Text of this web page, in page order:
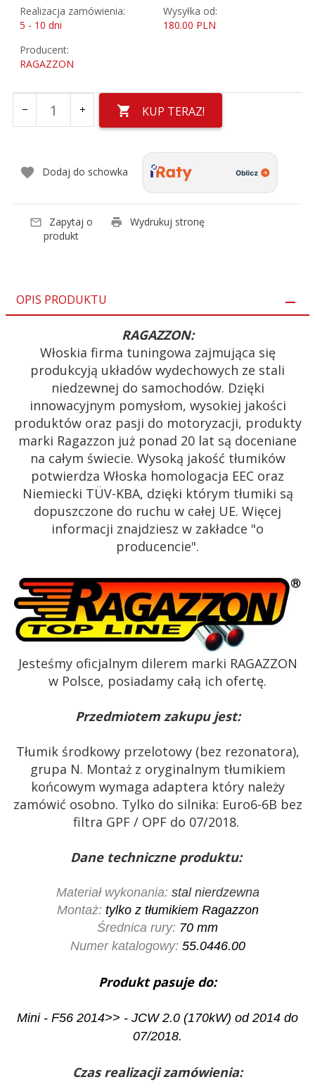
Realizacja zamówienia:
5 - 10 dni
Wysyłka od:
180.00 PLN
Producent:
RAGAZZON
KUP TERAZ!
Dodaj do schowka
Zapytaj o
produkt
Wydrukuj stronę
OPIS PRODUKTU
RAGAZZON:
Włoskia firma tuningowa zajmująca się
produkcyją układów wydechowych ze stali
niedzewnej do samochodów. Dzięki
innowacyjnym pomysłom, wysokiej jakości
produktów oraz pasji do motoryzacji, produkty
marki Ragazzon już ponad 20 lat są doceniane
na całym świecie. Wysoką jakość tłumików
potwierdza Włoska homologacja EEC oraz
Niemiecki TÜV-KBA, dzięki którym tłumiki są
dopuszczone do ruchu w całej UE. Więcej
informacji znajdziesz w zakładce "o
producencie".
Jesteśmy oficjalnym dilerem marki RAGAZZON
w Polsce, posiadamy całą ich ofertę.
Przedmiotem zakupu jest:
Tłumik środkowy przelotowy (bez rezonatora),
grupa N. Montaż z oryginalnym tłumikiem
końcowym wymaga adaptera który należy
zamówić osobno. Tylko do silnika: Euro6-6B bez
filtra GPF / OPF do 07/2018.
Dane techniczne produktu:
Materiał wykonania: stal nierdzewna
Montaż: tylko z tłumikiem Ragazzon
Średnica rury: 70 mm
Numer katalogowy: 55.0446.00
Produkt pasuje do:
Mini - F56 2014>> - JCW 2.0 (170kW) od 2014 do
07/2018.
Czas realizacji zamówienia: